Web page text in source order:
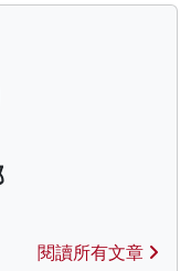
閱讀所有文章